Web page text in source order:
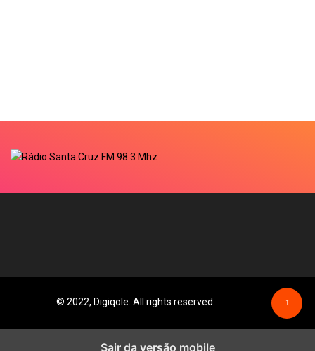
© 2022, Digiqole. All rights reserved ↑
Sair da versão mobile